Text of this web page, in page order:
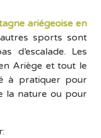
ariégeoise en
sports sont
d’escalade. Les
Ariège et tout le
à pratiquer pour
la nature ou pour